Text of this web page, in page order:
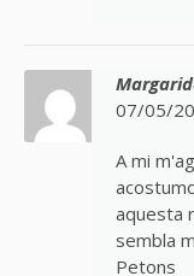
07/05/
A mi
aquesta
sembla
Petons